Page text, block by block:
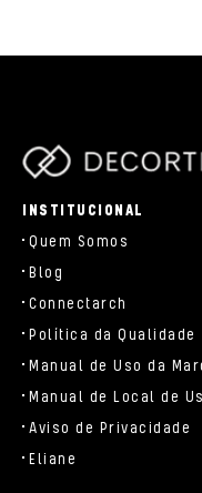
INSTITUCIONAL
Quem Somos
Blog
Connectarch
Política da Qualidade
Manual de Uso da
Manual de Local de
Aviso de Privacidade
Eliane